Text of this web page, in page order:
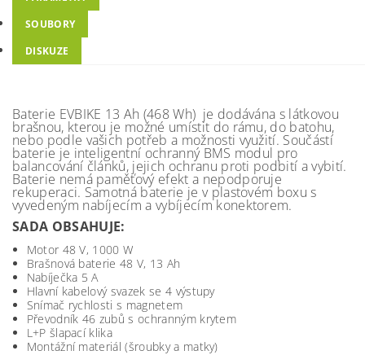
SOUBORY
DISKUZE
Baterie EVBIKE 13 Ah (468 Wh) je dodávána s látkovou
brašnou, kterou je možné umístit do rámu, do batohu,
nebo podle vašich potřeb a možnosti využití. Součástí
baterie je inteligentní ochranný BMS modul pro
balancování článků, jejich ochranu proti podbití a vybití.
Baterie nemá paměťový efekt a nepodporuje
rekuperaci. Samotná baterie je v plastovém boxu s
vyvedeným nabíjecím a vybíjecím konektorem.
SADA OBSAHUJE:
Motor 48 V, 1000 W
Brašnová baterie 48 V, 13 Ah
Nabíječka 5 A
Hlavní kabelový svazek se 4 výstupy
Snímač rychlosti s magnetem
Převodník 46 zubů s ochranným krytem
L+P šlapací klika
Montážní materiál (šroubky a matky)